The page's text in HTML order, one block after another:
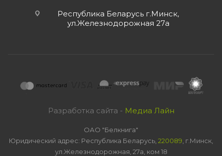
Республика Беларусь г.Минск,
ул.Железнодорожная 27а
Разработка сайта - Медиа Лайн
ОАО "Белкнига"
Юридический адрес: Республика Беларусь, 220089 , г.Минск,
ул.Железнодорожная, 27а, ком 18